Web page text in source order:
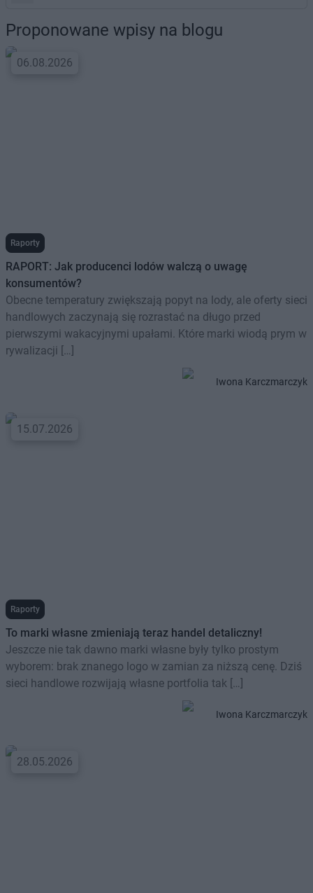
Proponowane wpisy na blogu
06.08.2026
Raporty
RAPORT: Jak producenci lodów walczą o uwagę
konsumentów?
Obecne temperatury zwiększają popyt na lody, ale oferty sieci
handlowych zaczynają się rozrastać na długo przed
pierwszymi wakacyjnymi upałami. Które marki wiodą prym w
rywalizacji […]
Iwona Karczmarczyk
15.07.2026
Raporty
To marki własne zmieniają teraz handel detaliczny!
Jeszcze nie tak dawno marki własne były tylko prostym
wyborem: brak znanego logo w zamian za niższą cenę. Dziś
sieci handlowe rozwijają własne portfolia tak […]
Iwona Karczmarczyk
28.05.2026